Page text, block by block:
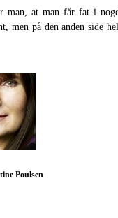
man, at man får fat i
men på den anden side
Poulsen